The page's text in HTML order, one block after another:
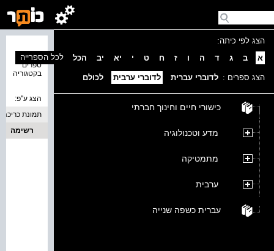
הצג לפי כיתה:
א
ב ג ד ה ו ז ח ט י יא יב הכל
הצג ספרים : לדוברי עברית לדוברי ערבית לכולם
כישורי חיים וחינוך חברתי
מדע וטכנולוגיה
מתמטיקה
ערבית
עברית כשפה שנייה
ספרים
בקטגוריה
לכל הספרייה
הצג ע''פ:
תמונת כריכה
רשימה